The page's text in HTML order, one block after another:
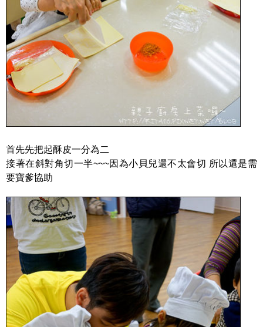
首先先把起酥皮一分為二
接著在斜對角切一半~~~因為小貝兒還不太會切 所以還是需
要寶爹協助